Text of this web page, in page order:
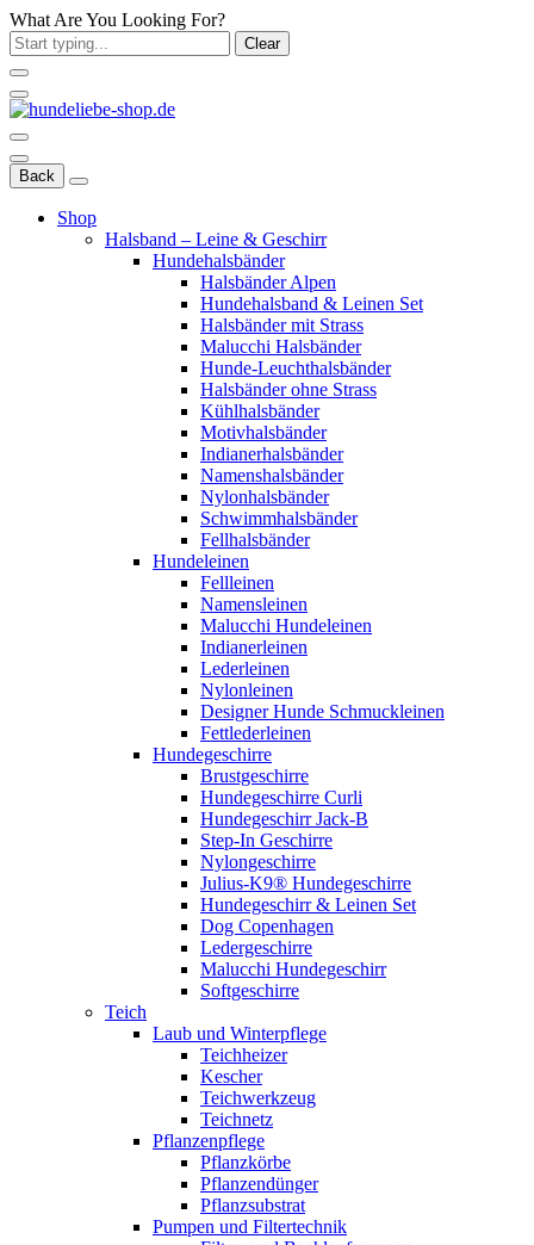
What Are You Looking For?
Clear
Back
Shop
Halsband – Leine & Geschirr
Hundehalsbänder
Halsbänder Alpen
Hundehalsband & Leinen Set
Halsbänder mit Strass
Malucchi Halsbänder
Hunde-Leuchthalsbänder
Halsbänder ohne Strass
Kühlhalsbänder
Motivhalsbänder
Indianerhalsbänder
Namenshalsbänder
Nylonhalsbänder
Schwimmhalsbänder
Fellhalsbänder
Hundeleinen
Fellleinen
Namensleinen
Malucchi Hundeleinen
Indianerleinen
Lederleinen
Nylonleinen
Designer Hunde Schmuckleinen
Fettlederleinen
Hundegeschirre
Brustgeschirre
Hundegeschirre Curli
Hundegeschirr Jack-B
Step-In Geschirre
Nylongeschirre
Julius-K9® Hundegeschirre
Hundegeschirr & Leinen Set
Dog Copenhagen
Ledergeschirre
Malucchi Hundegeschirr
Softgeschirre
Teich
Laub und Winterpflege
Teichheizer
Kescher
Teichwerkzeug
Teichnetz
Pflanzenpflege
Pflanzkörbe
Pflanzendünger
Pflanzsubstrat
Pumpen und Filtertechnik